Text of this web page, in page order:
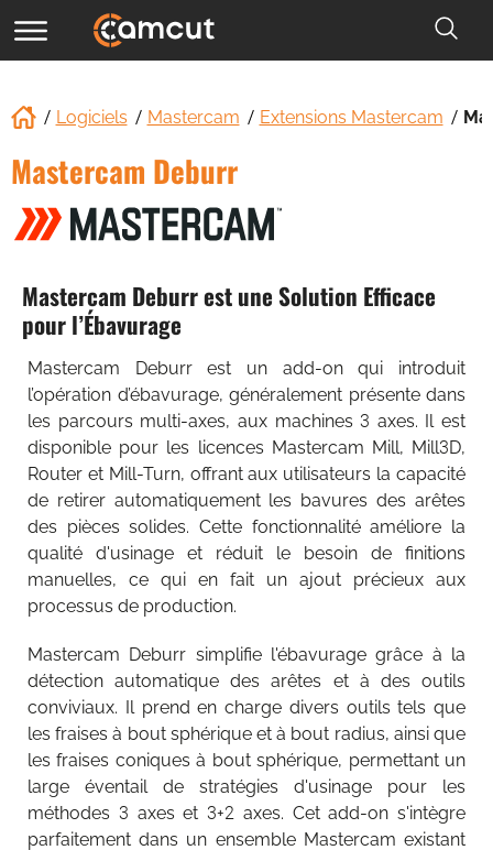
Logiciels Mastercam Extensions Mastercam
Mastercam Deburr
Mastercam Deburr est une Solution Efficace
pour l’Ébavurage
Mastercam Deburr est un add-on qui introduit
l’opération d’ébavurage, généralement présente dans
les parcours multi-axes, aux machines 3 axes. Il est
disponible pour les licences Mastercam Mill, Mill3D,
Router et Mill-Turn, offrant aux utilisateurs la capacité
de retirer automatiquement les bavures des arêtes
des pièces solides. Cette fonctionnalité améliore la
qualité d'usinage et réduit le besoin de finitions
manuelles, ce qui en fait un ajout précieux aux
processus de production.
Mastercam Deburr simplifie l'ébavurage grâce à la
détection automatique des arêtes et à des outils
conviviaux. Il prend en charge divers outils tels que
les fraises à bout sphérique et à bout radius, ainsi que
les fraises coniques à bout sphérique, permettant un
large éventail de stratégies d'usinage pour les
méthodes 3 axes et 3+2 axes. Cet add-on s'intègre
parfaitement dans un ensemble Mastercam existant